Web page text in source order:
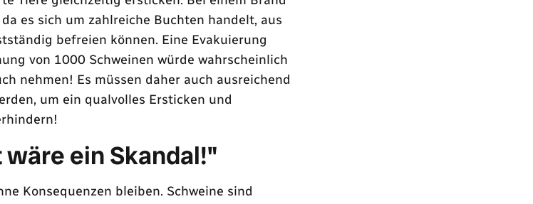
es sich um zahlreiche Buchten handelt, aus
befreien können. Eine Evakuierung
von 1000 Schweinen würde wahrscheinlich
nehmen! Es müssen daher auch ausreichend
um ein qualvolles Ersticken und
ein Skandal!"
Konsequenzen bleiben. Schweine sind